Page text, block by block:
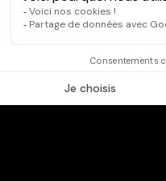
Qui sommes-nous ?